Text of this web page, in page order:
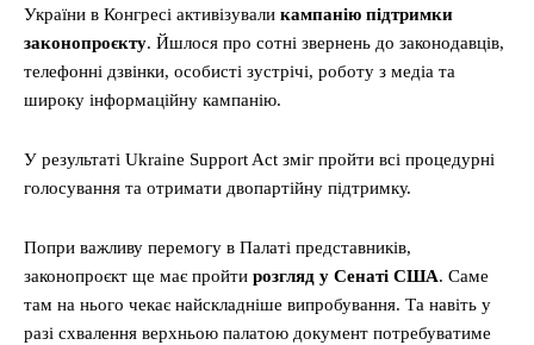
України в Конгресі активізували кампанію підтримки
законопроєкту. Йшлося про сотні звернень до законодавців,
телефонні дзвінки, особисті зустрічі, роботу з медіа та
широку інформаційну кампанію.
У результаті Ukraine Support Act зміг пройти всі процедурні
голосування та отримати двопартійну підтримку.
Попри важливу перемогу в Палаті представників,
законопроєкт ще має пройти розгляд у Сенаті США. Саме
там на нього чекає найскладніше випробування. Та навіть у
разі схвалення верхньою палатою документ потребуватиме